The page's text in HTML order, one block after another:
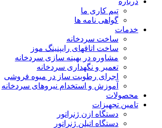
تیم کاری ما
گواهی نامه ها
خدمات
ساخت سردخانه
ساخت اتاقهای رایپنینگ موز
مشاوره در بهینه سازی سردخانه
تعمیر و نگهداری سردخانه
اجرای رطوبت ساز در میوه فروشی
آموزش و استخدام نیروهای سردخانه
محصولات
تامین تجهیزات
دستگاه ازن ژنراتور
دستگاه اتیلن ژنراتور